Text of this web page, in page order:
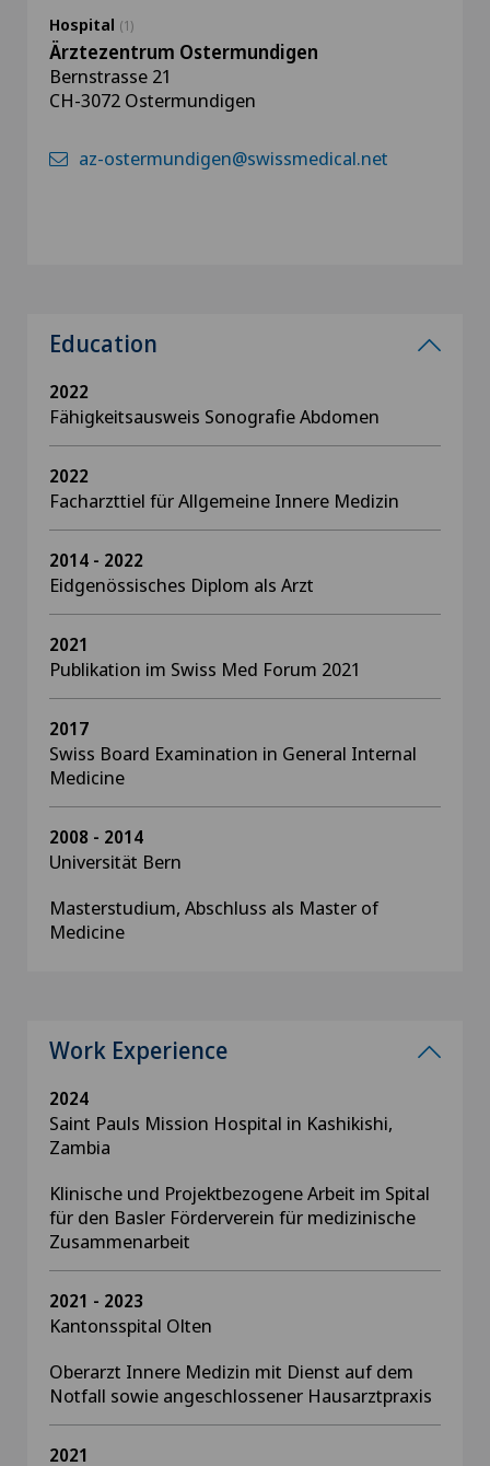
Hospital (1)
Ärztezentrum Ostermundigen
Bernstrasse 21
CH-3072 Ostermundigen
az-ostermundigen@swissmedical.net
Education
2022
Fähigkeitsausweis Sonografie Abdomen
2022
Facharzttiel für Allgemeine Innere Medizin
2014 - 2022
Eidgenössisches Diplom als Arzt
2021
Publikation im Swiss Med Forum 2021
2017
Swiss Board Examination in General Internal
Medicine
2008 - 2014
Universität Bern
Masterstudium, Abschluss als Master of
Medicine
Work Experience
2024
Saint Pauls Mission Hospital in Kashikishi,
Zambia
Klinische und Projektbezogene Arbeit im Spital
für den Basler Förderverein für medizinische
Zusammenarbeit
2021 - 2023
Kantonsspital Olten
Oberarzt Innere Medizin mit Dienst auf dem
Notfall sowie angeschlossener Hausarztpraxis
2021